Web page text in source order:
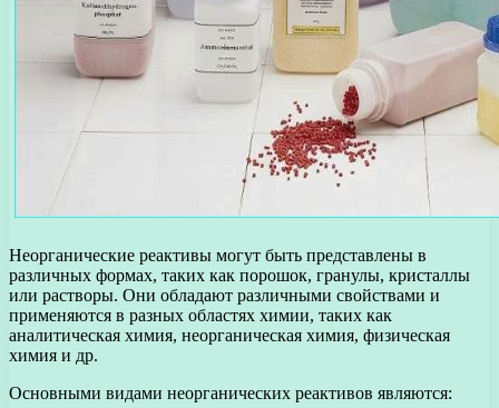
Неорганические реактивы могут быть представлены в
различных формах, таких как порошок, гранулы, кристаллы
или растворы. Они обладают различными свойствами и
применяются в разных областях химии, таких как
аналитическая химия, неорганическая химия, физическая
химия и др.
Основными видами неорганических реактивов являются: